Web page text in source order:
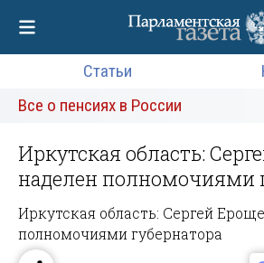
Статьи
Все о пенсиях в России
Иркутская область:
наделен полномочиями
Иркутская область: Сергей
полномочиями губернатора